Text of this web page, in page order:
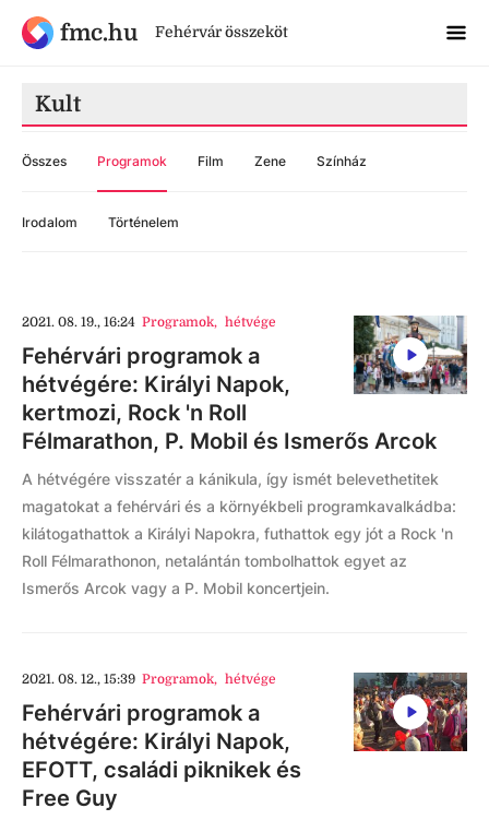
fmc.hu Fehérvár összeköt
Kult
Összes Programok Film Zene Színház
Irodalom Történelem
2021. 08. 19., 16:24 Programok, hétvége
Fehérvári programok a
hétvégére: Királyi Napok,
kertmozi, Rock 'n Roll
Félmarathon, P. Mobil és Ismerős Arcok
A hétvégére visszatér a kánikula, így ismét belevethetitek
magatokat a fehérvári és a környékbeli programkavalkádba:
kilátogathattok a Királyi Napokra, futhattok egy jót a Rock 'n
Roll Félmarathonon, netalántán tombolhattok egyet az
Ismerős Arcok vagy a P. Mobil koncertjein.
2021. 08. 12., 15:39 Programok, hétvége
Fehérvári programok a
hétvégére: Királyi Napok,
EFOTT, családi piknikek és
Free Guy